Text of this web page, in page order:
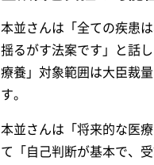
本並さんは「全ての疾患
揺るがす法案です」と話
療養」対象範囲は大臣裁
す。
本並さんは「将来的な医
て「自己判断が基本で、